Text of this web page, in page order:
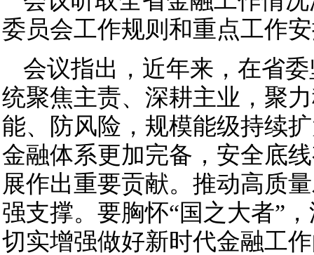
委员会工作规则和重点工作
会议指出，近年来，在省
统聚焦主责、深耕主业，聚
能、防风险，规模能级持续
金融体系更加完备，安全底
展作出重要贡献。推动高质
强支撑。要胸怀“国之大者”
切实增强做好新时代金融工